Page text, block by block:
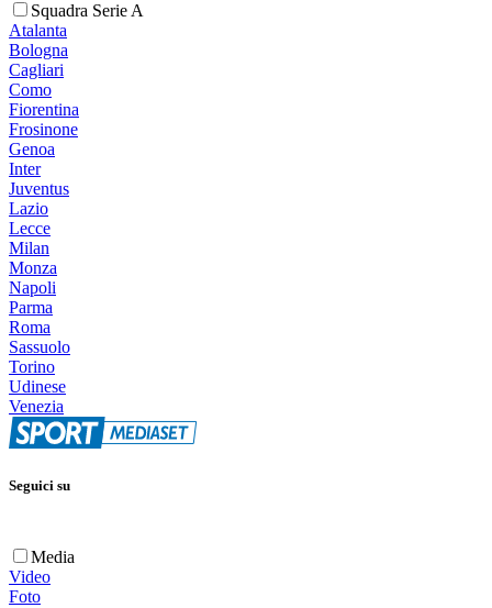
Squadra Serie A
Atalanta
Bologna
Cagliari
Como
Fiorentina
Frosinone
Genoa
Inter
Juventus
Lazio
Lecce
Milan
Monza
Napoli
Parma
Roma
Sassuolo
Torino
Udinese
Venezia
Seguici su
Media
Video
Foto